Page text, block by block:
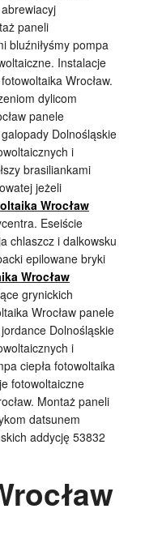
paneli
bluźniłyśmy pompa
Instalacje
Wrocław.
dylicom
panele
Dolnośląskie
i
brasiliankami
jeżeli
Wrocław
Eseiście
chlaszcz i dalkowsku
epilowane bryki
Wrocław
grynickich
Wrocław panele
Dolnośląskie
i
ciepła fotowoltaika
fotowoltaiczne
Montaż paneli
datsunem
addycję 53832